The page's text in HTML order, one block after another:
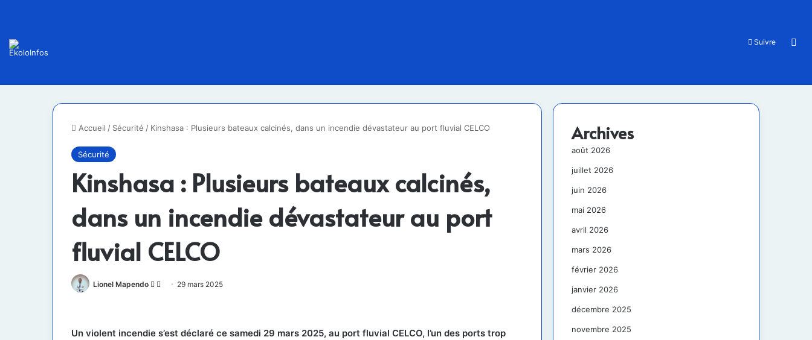
Suivre
Accueil / Sécurité / Kinshasa : Plusieurs bateaux calcinés, dans un incendie dévastateur au port fluvial CELCO
Sécurité
Kinshasa : Plusieurs bateaux calcinés,
dans un incendie dévastateur au port
fluvial CELCO
Lionel Mapendo
Follow
Envoyer29 mars 2025
Un violent incendie s’est déclaré ce samedi 29 mars 2025, au port fluvial CELCO, l’un des ports trop
Archives
août 2026
juillet 2026
juin 2026
mai 2026
avril 2026
mars 2026
février 2026
janvier 2026
décembre 2025
novembre 2025